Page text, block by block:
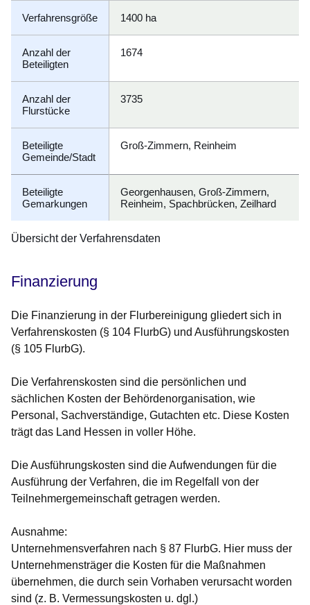
Übersicht der Verfahrensdaten
Verfahrensgröße 1400 ha
Anzahl der
Beteiligten
1674
Anzahl der
Flurstücke
3735
Beteiligte
Gemeinde/Stadt
Groß-Zimmern, Reinheim
Beteiligte
Gemarkungen
Georgenhausen, Groß-Zimmern,
Reinheim, Spachbrücken, Zeilhard
Finanzierung
Die Finanzierung in der Flurbereinigung gliedert sich in
Verfahrenskosten (§ 104 FlurbG) und Ausführungskosten
(§ 105 FlurbG).
Die Verfahrenskosten sind die persönlichen und
sächlichen Kosten der Behördenorganisation, wie
Personal, Sachverständige, Gutachten etc. Diese Kosten
trägt das Land Hessen in voller Höhe.
Die Ausführungskosten sind die Aufwendungen für die
Ausführung der Verfahren, die im Regelfall von der
Teilnehmergemeinschaft getragen werden.
Ausnahme:
Unternehmensverfahren nach § 87 FlurbG. Hier muss der
Unternehmensträger die Kosten für die Maßnahmen
übernehmen, die durch sein Vorhaben verursacht worden
sind (z. B. Vermessungskosten u. dgl.)